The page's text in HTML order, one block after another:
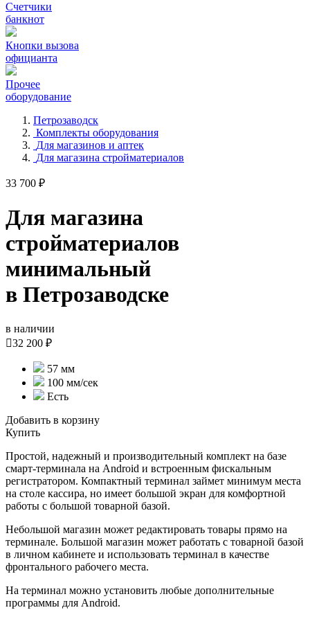
Счетчики
банкнот
Кнопки вызова
официанта
Прочее
оборудование
Петрозаводск
Комплекты оборудования
Для магазинов и аптек
Для магазина стройматериалов
33 700 ₽
Для магазина
стройматериалов
минимальный
в Петрозаводске
в наличии
32 200 ₽
57 мм
100 мм/сек
Есть
Добавить в корзину
Купить
Простой, надежный и производительный комплект на базе
смарт-терминала на Android и встроенным фискальным
регистратором. Компактный терминал займет минимум места
на столе кассира, но имеет большой экран для комфортной
работы с большой товарной базой.
Небольшой магазин может редактировать товары прямо на
терминале. Большой магазин может работать с товарной базой
в личном кабинете и использовать терминал в качестве
фронтального рабочего места.
На терминал можно установить любые дополнительные
программы для Android.